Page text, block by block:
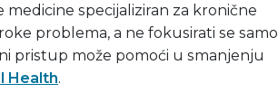
specijaliziran za kronične
problema, a ne fokusirati se samo
pristup može pomoći u smanjenju
Health.